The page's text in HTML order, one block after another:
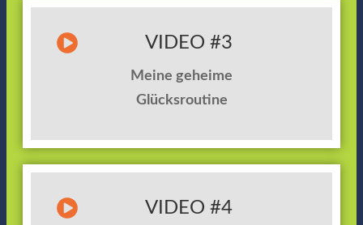
VIDEO #3
Meine geheime
Glücksroutine
VIDEO #4